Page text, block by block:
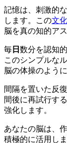
記憶は、刺激的
します。この文
脳を真の知的ア
毎 日 数分を認知
このシンプルな
脳の体操のよう
間隔を置いた反
間後に再試行す
強化します。
あなたの脳は、
積極的に活用し